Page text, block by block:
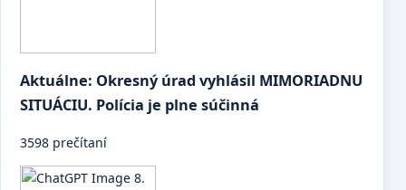
Aktuálne: Okresný úrad vyhlásil MIMORIADNU
SITUÁCIU. Polícia je plne súčinná
3598 prečítaní